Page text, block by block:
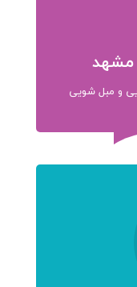
مشهد
و مبل شویی